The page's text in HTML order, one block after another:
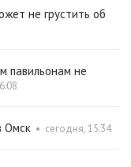
не грустить об
павильонам не
Омск • сегодня, 15:34